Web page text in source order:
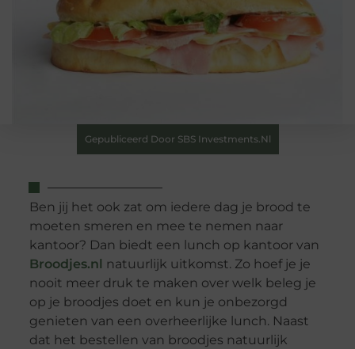
Gepubliceerd Door SBS Investments.nl
Ben jij het ook zat om iedere dag je brood te
moeten smeren en mee te nemen naar
kantoor? Dan biedt een lunch op kantoor van
Broodjes.nl natuurlijk uitkomst. Zo hoef je je
nooit meer druk te maken over welk beleg je
op je broodjes doet en kun je onbezorgd
genieten van een overheerlijke lunch. Naast
dat het bestellen van broodjes natuurlijk